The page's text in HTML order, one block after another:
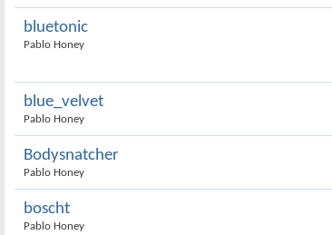
bluetonic
Pablo Honey
blue_velvet
Pablo Honey
Bodysnatcher
Pablo Honey
boscht
Pablo Honey